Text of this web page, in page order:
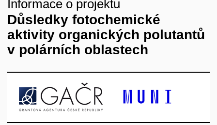
Informace o projektu
Důsledky fotochemické
aktivity organických polutantů
v polárních oblastech